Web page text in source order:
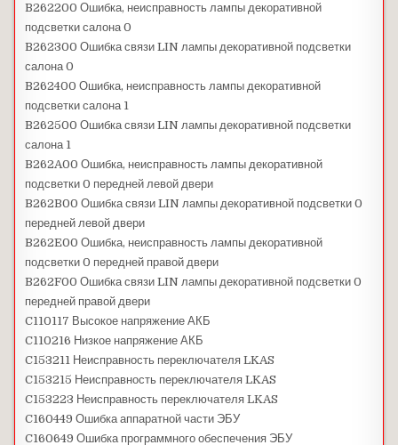
B262200 Ошибка, неисправность лампы декоративной
подсветки салона 0
B262300 Ошибка связи LIN лампы декоративной подсветки
салона 0
B262400 Ошибка, неисправность лампы декоративной
подсветки салона 1
B262500 Ошибка связи LIN лампы декоративной подсветки
салона 1
B262A00 Ошибка, неисправность лампы декоративной
подсветки 0 передней левой двери
B262B00 Ошибка связи LIN лампы декоративной подсветки 0
передней левой двери
B262E00 Ошибка, неисправность лампы декоративной
подсветки 0 передней правой двери
B262F00 Ошибка связи LIN лампы декоративной подсветки 0
передней правой двери
C110117 Высокое напряжение АКБ
C110216 Низкое напряжение АКБ
C153211 Неисправность переключателя LKAS
C153215 Неисправность переключателя LKAS
C153223 Неисправность переключателя LKAS
C160449 Ошибка аппаратной части ЭБУ
C160649 Ошибка программного обеспечения ЭБУ